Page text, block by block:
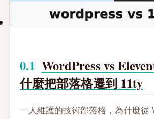
WordPress vs
什麼把部落格遷到 11ty
一人維護的技術部落格，為什麼從